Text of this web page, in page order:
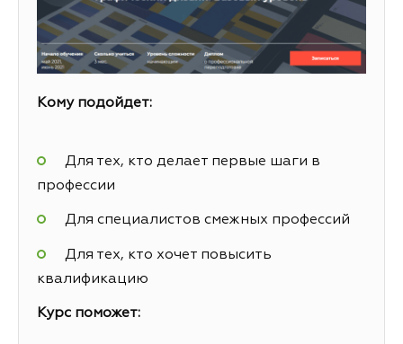
Кому подойдет:
Для тех, кто делает первые шаги в
профессии
Для специалистов смежных профессий
Для тех, кто хочет повысить
квалификацию
Курс поможет: